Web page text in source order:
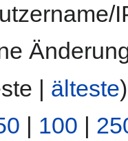
| älteste
100